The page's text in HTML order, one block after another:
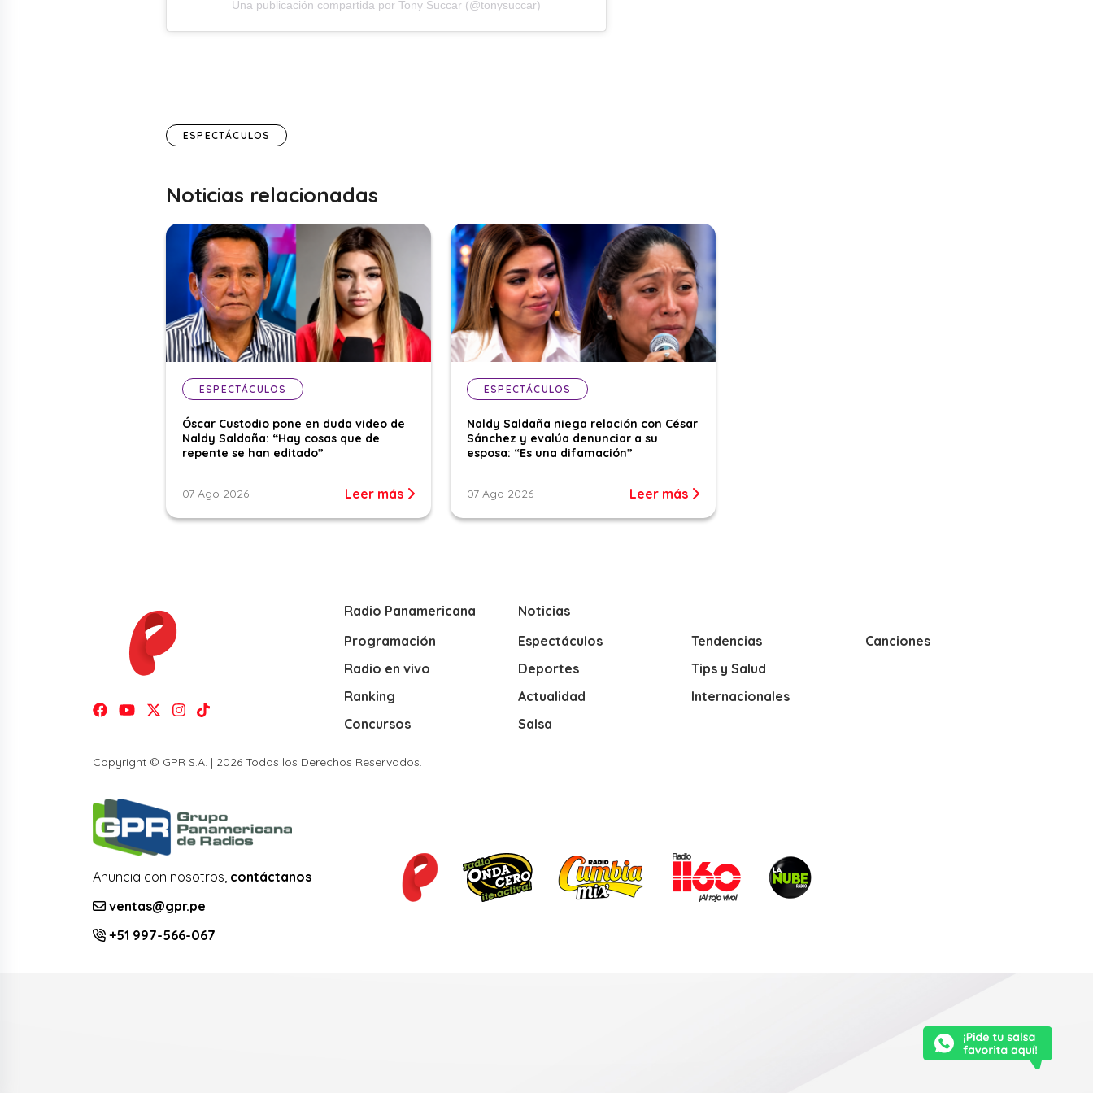
Una publicación compartida por Tony Succar (@tonysuccar)
ESPECTÁCULOS
Noticias relacionadas
ESPECTÁCULOS
Óscar Custodio pone en duda video de
Naldy Saldaña: “Hay cosas que de
repente se han editado”
07 Ago 2026 Leer más
ESPECTÁCULOS
Naldy Saldaña niega relación con César
Sánchez y evalúa denunciar a su
esposa: “Es una difamación”
07 Ago 2026 Leer más
Radio Panamericana
Programación
Radio en vivo
Ranking
Concursos
Noticias
Espectáculos
Deportes
Actualidad
Salsa
Tendencias
Tips y Salud
Internacionales
Canciones
Copyright © GPR S.A. | 2026 Todos los Derechos Reservados.
Anuncia con nosotros, contáctanos
ventas@gpr.pe
+51 997-566-067